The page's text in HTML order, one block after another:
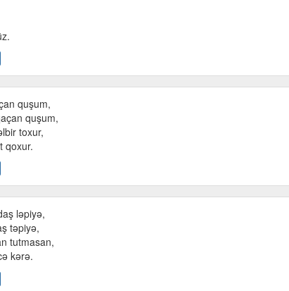
quşum,
quşum,
toxur,
qoxur.
ləpiyə,
təpiyə,
tutmasan,
kərə.